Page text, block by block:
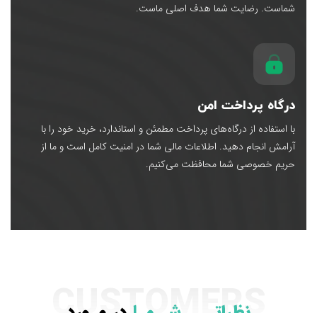
شماست. رضایت شما هدف اصلی ماست.
درگاه پرداخت امن
با استفاده از درگاه‌های پرداخت مطمئن و استاندارد، خرید خود را با
آرامش انجام دهید. اطلاعات مالی شما در امنیت کامل است و ما از
حریم خصوصی شما محافظت می‌کنیم.